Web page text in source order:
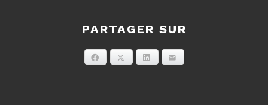
PARTAGER SUR
Facebook LinkedIn